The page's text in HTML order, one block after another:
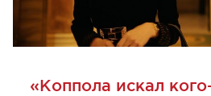
«Коппола искал